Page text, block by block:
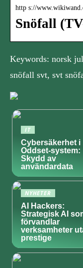
http s://
Snöfall
Keywords: norsk
snöfall svt, svt
IT
Cybersäkerhet i
Oddset-system:
Skydd av
användardata
NYHETER
AI Hackers:
Strategisk AI
förvandlar
verksamheter
prestige